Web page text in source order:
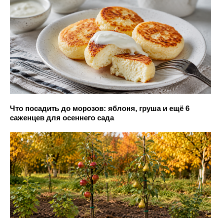
Что посадить до морозов: яблоня, груша и ещё 6
саженцев для осеннего сада